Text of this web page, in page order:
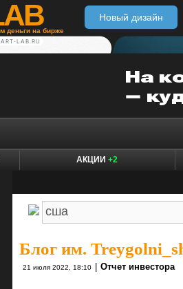
деньги на бирже
Новый дизайн
LAB.RU
АКЦИИ +2
Блог им.
21 июля 2022, 18:10 Отчет инвестора